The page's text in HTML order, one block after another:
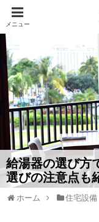
給湯器の選び方
選びの注意点も
ホーム 住宅設備